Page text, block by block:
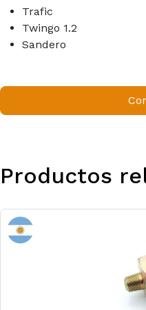
Trafic
Twingo 1.2
Sandero
Productos